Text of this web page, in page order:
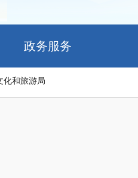
政务服务
化和旅游局